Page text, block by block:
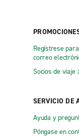
Regístrese
correo
Socios de viaje
SERVICIO DE
Ayuda y
Póngase en